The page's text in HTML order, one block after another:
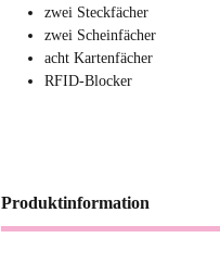
zwei Steckfächer
zwei Scheinfächer
acht Kartenfächer
RFID-Blocker
Produktinformation